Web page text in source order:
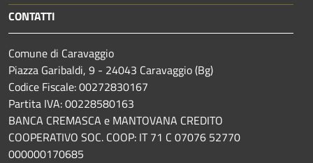
CONTATTI
Comune di Caravaggio
Piazza Garibaldi, 9 - 24043 Caravaggio (Bg)
Codice Fiscale: 00272830167
Partita IVA: 00228580163
BANCA CREMASCA e MANTOVANA CREDITO
COOPERATIVO SOC. COOP: IT 71 C 07076 52770
000000170685